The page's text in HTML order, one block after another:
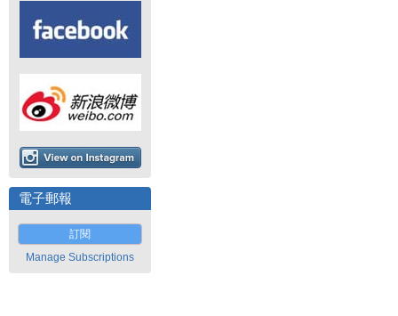
電子郵報
訂閱
Manage Subscriptions